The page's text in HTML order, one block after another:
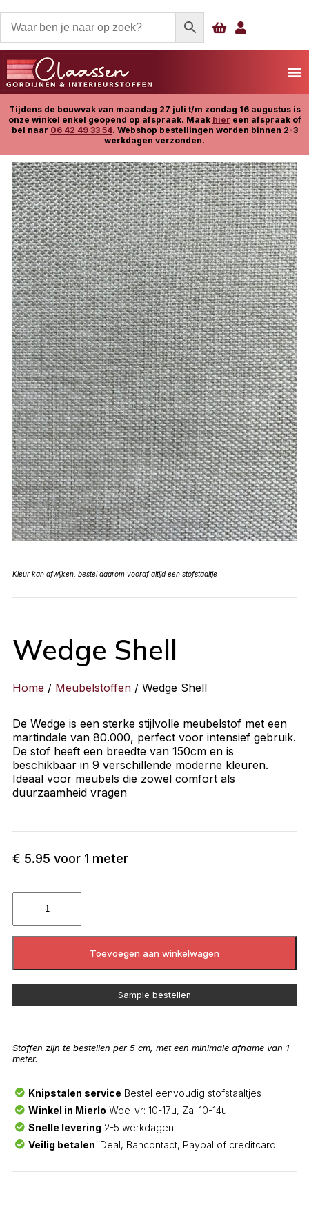
Tijdens de bouwvak van maandag 27 juli t/m zondag 16 augustus is
onze winkel enkel geopend op afspraak. Maak hier een afspraak of
bel naar 06 42 49 33 54. Webshop bestellingen worden binnen 2-3
werkdagen verzonden.
Kleur kan afwijken, bestel daarom vooraf altijd een stofstaaltje
Wedge Shell
Home / Meubelstoffen / Wedge Shell
De Wedge is een sterke stijlvolle meubelstof met een
martindale van 80.000, perfect voor intensief gebruik.
De stof heeft een breedte van 150cm en is
beschikbaar in 9 verschillende moderne kleuren.
Ideaal voor meubels die zowel comfort als
duurzaamheid vragen
€ 5.95 voor 1 meter
Toevoegen aan winkelwagen
Sample bestellen
Stoffen zijn te bestellen per 5 cm, met een minimale afname van 1
meter.
Knipstalen service Bestel eenvoudig stofstaaltjes
Winkel in Mierlo Woe-vr: 10-17u, Za: 10-14u
Snelle levering 2-5 werkdagen
Veilig betalen iDeal, Bancontact, Paypal of creditcard